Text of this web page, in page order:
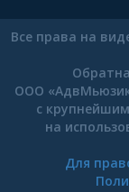
Все права на
ООО
с
на
Для